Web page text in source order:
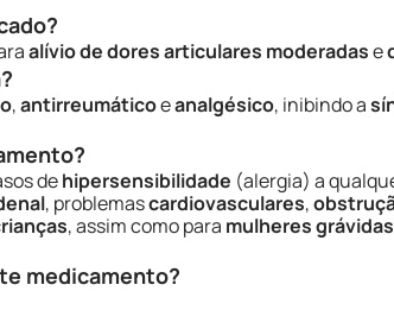
alívio de dores articulares moderadase
,antirreumáticoeanalgésico, inibindo a
dehipersensibilidade (alergia) a
, problemascardiovasculares,
, assim como para mulheres
medicamento?